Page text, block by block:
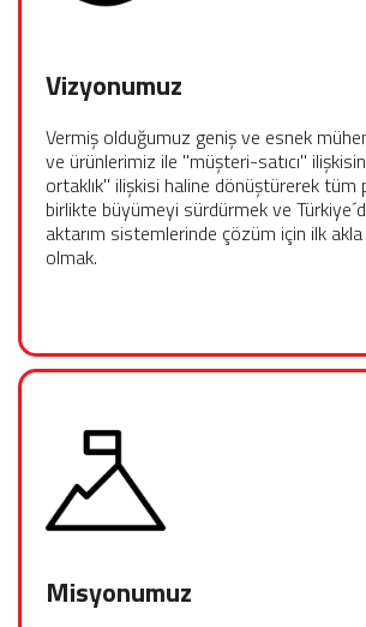
Vizyonumuz
Vermiş olduğumuz geniş ve esnek
ve ürünlerimiz ile "müşteri-satıcı"
ortaklık" ilişkisi haline dönüştürerek tüm
birlikte büyümeyi sürdürmek ve
aktarım sistemlerinde çözüm için ilk
olmak.
Misyonumuz